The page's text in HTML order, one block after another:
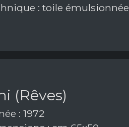
: toile émulsionnée
(Rêves)
: 1972